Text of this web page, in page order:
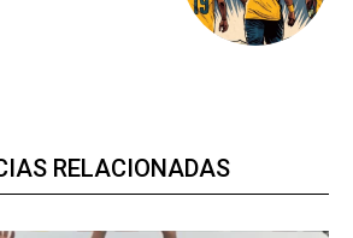
RELACIONADAS